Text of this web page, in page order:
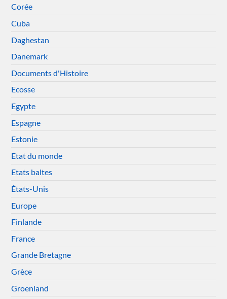
Corée
Cuba
Daghestan
Danemark
Documents d'Histoire
Ecosse
Egypte
Espagne
Estonie
Etat du monde
Etats baltes
États-Unis
Europe
Finlande
France
Grande Bretagne
Grèce
Groenland